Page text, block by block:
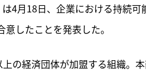
4月18日、企業における持続
したことを発表した。
の経済団体が加盟する組織。